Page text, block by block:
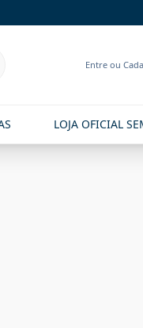
Entre ou
LOJA OFICIAL